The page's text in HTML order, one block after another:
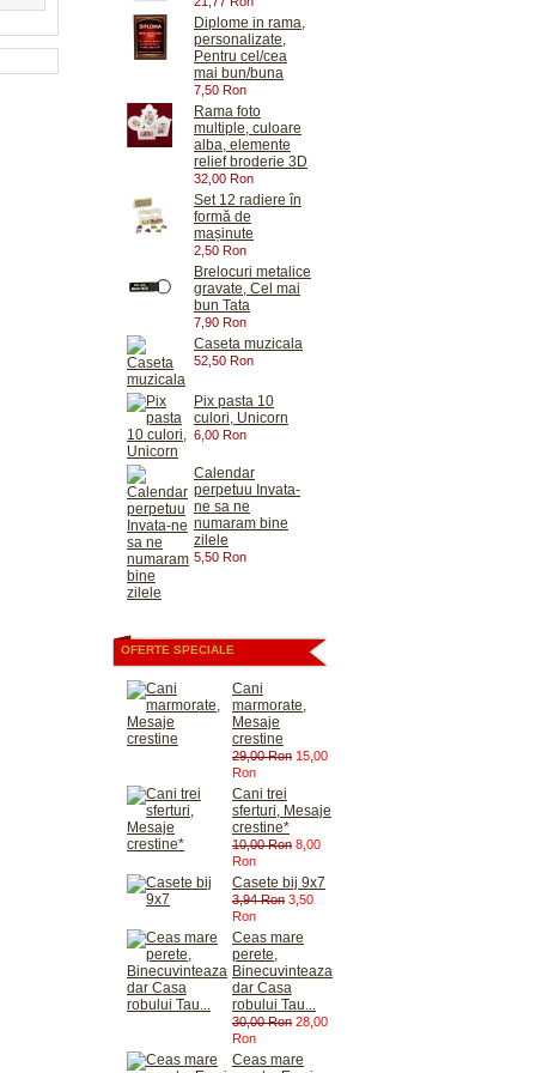
Diplome in rama,
personalizate,
Pentru cel/cea
mai bun/buna
7,50 Ron
Rama foto
multiple, culoare
alba, elemente
relief broderie 3D
32,00 Ron
Set 12 radiere în
formă de
mașinute
2,50 Ron
Brelocuri metalice
gravate, Cel mai
bun Tata
7,90 Ron
Caseta muzicala
52,50 Ron
Pix pasta 10
culori, Unicorn
6,00 Ron
Calendar
perpetuu Invata-
ne sa ne
numaram bine
zilele
5,50 Ron
OFERTE SPECIALE
Cani
marmorate,
Mesaje
crestine
29,00 Ron 15,00
Ron
Cani trei
sferturi, Mesaje
crestine*
10,00 Ron 8,00
Ron
Casete bij 9x7
3,94 Ron 3,50
Ron
Ceas mare
perete,
Binecuvinteaza
dar Casa
robului Tau...
30,00 Ron 28,00
Ron
Ceas mare